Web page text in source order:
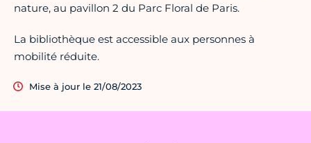
nature, au pavillon 2 du Parc Floral de Paris.
La bibliothèque est accessible aux personnes à
mobilité réduite.
Mise à jour le 21/08/2023